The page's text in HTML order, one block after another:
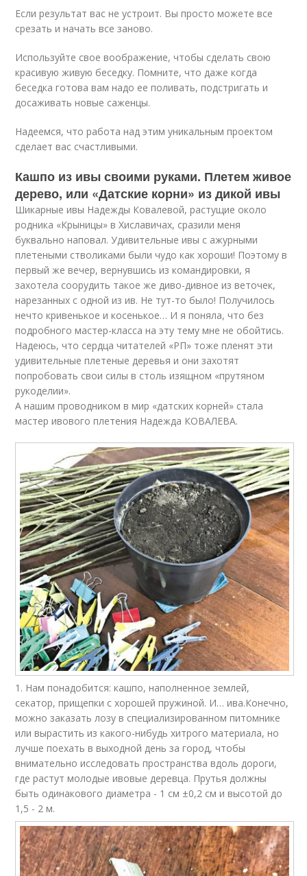
Если результат вас не устроит. Вы просто можете все
срезать и начать все заново.
Используйте свое воображение, чтобы сделать свою
красивую живую беседку. Помните, что даже когда
беседка готова вам надо ее поливать, подстригать и
досаживать новые саженцы.
Надеемся, что работа над этим уникальным проектом
сделает вас счастливыми.
Кашпо из ивы своими руками. Плетем живое
дерево, или «Датские корни» из дикой ивы
Шикарные ивы Надежды Ковалевой, растущие около
родника «Крыницы» в Хиславичах, сразили меня
буквально наповал. Удивительные ивы с ажурными
плетеными стволиками были чудо как хороши! Поэтому в
первый же вечер, вернувшись из командировки, я
захотела соорудить такое же диво-дивное из веточек,
нарезанных с одной из ив. Не тут-то было! Получилось
нечто кривенькое и косенькое… И я поняла, что без
подробного мастер-класса на эту тему мне не обойтись.
Надеюсь, что сердца читателей «РП» тоже пленят эти
удивительные плетеные деревья и они захотят
попробовать свои силы в столь изящном «прутяном
рукоделии».
А нашим проводником в мир «датских корней» стала
мастер ивового плетения Надежда КОВАЛЕВА.
1. Нам понадобится: кашпо, наполненное землей,
секатор, прищепки с хорошей пружиной. И… ива.Конечно,
можно заказать лозу в специализированном питомнике
или вырастить из какого-нибудь хитрого материала, но
лучше поехать в выходной день за город, чтобы
внимательно исследовать пространства вдоль дороги,
где растут молодые ивовые деревца. Прутья должны
быть одинакового диаметра - 1 см ±0,2 см и высотой до
1,5 - 2 м.